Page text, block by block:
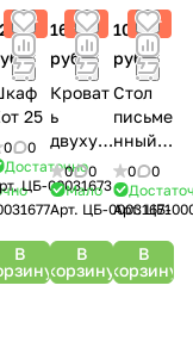
Хит
000
25
0
0
Достаточно
ЦБ-00031673
В
Хит
16 500
руб.
Кроват
ь
двухур
овнева
я Кот
900,1
0
0
Мало
Арт. ЦБ-00031671
В
корзину
Хит
10 450
руб.
Стол
письме
нный
Кот 17
0
0
Арт.ЦБ-
В
корзину